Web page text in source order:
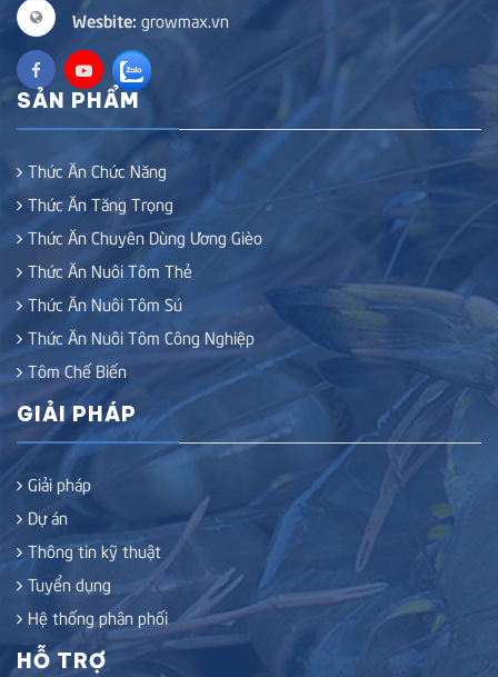
Wesbite: growmax.vn
SẢN PHẨM
Thức Ăn Chức Năng
Thức Ăn Tăng Trọng
Thức Ăn Chuyên Dùng Ương Gièo
Thức Ăn Nuôi Tôm Thẻ
Thức Ăn Nuôi Tôm Sú
Thức Ăn Nuôi Tôm Công Nghiệp
Tôm Chế Biến
GIẢI PHÁP
Giải pháp
Dự án
Thông tin kỹ thuật
Tuyển dụng
Hệ thống phân phối
HỖ TRỢ